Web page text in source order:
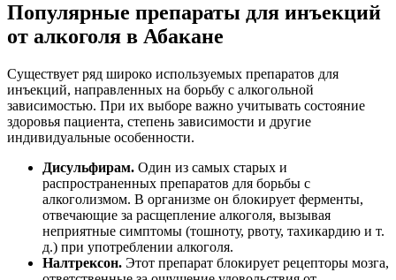
Популярные препараты для инъекций
от алкоголя в Абакане
Существует ряд широко используемых препаратов для
инъекций, направленных на борьбу с алкогольной
зависимостью. При их выборе важно учитывать состояние
здоровья пациента, степень зависимости и другие
индивидуальные особенности.
Дисульфирам. Один из самых старых и
распространенных препаратов для борьбы с
алкоголизмом. В организме он блокирует ферменты,
отвечающие за расщепление алкоголя, вызывая
неприятные симптомы (тошноту, рвоту, тахикардию и т.
д.) при употреблении алкоголя.
Налтрексон. Этот препарат блокирует рецепторы мозга,